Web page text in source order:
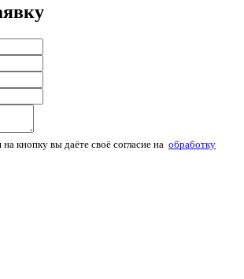
кнопку вы даёте своё согласие на обработку